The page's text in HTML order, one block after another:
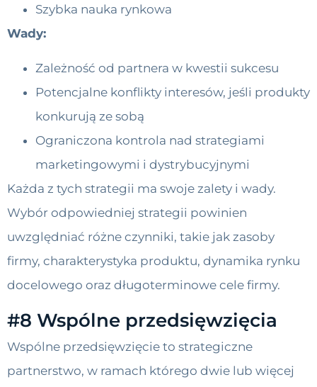
Szybka nauka rynkowa
Wady:
Zależność od partnera w kwestii sukcesu
Potencjalne konflikty interesów, jeśli produkty
konkurują ze sobą
Ograniczona kontrola nad strategiami
marketingowymi i dystrybucyjnymi
Każda z tych strategii ma swoje zalety i wady.
Wybór odpowiedniej strategii powinien
uwzględniać różne czynniki, takie jak zasoby
firmy, charakterystyka produktu, dynamika rynku
docelowego oraz długoterminowe cele firmy.
#8 Wspólne przedsięwzięcia
Wspólne przedsięwzięcie to strategiczne
partnerstwo, w ramach którego dwie lub więcej